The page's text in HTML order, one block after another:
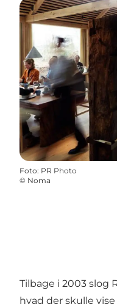
Foto: PR Photo
© Noma
Tilbage i 2003 slog
hvad der skulle